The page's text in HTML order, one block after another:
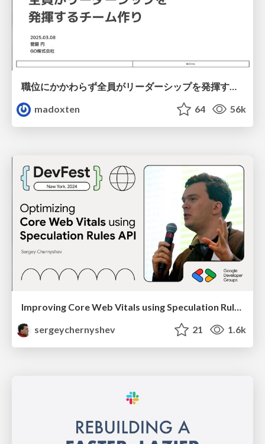
職位にかかわらず全員がリーダーシップを発揮するチーム作り / Building a team where everyone can demonstrate leadership regardless of position
madoxten
64 56k
Improving Core Web Vitals using Speculation Rules API
sergeychernyshev
21 1.6k